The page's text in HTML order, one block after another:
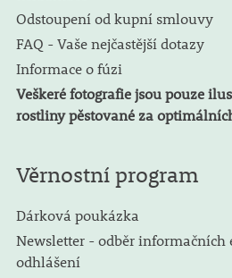
Odstoupení od kupní smlouvy
FAQ - Vaše nejčastější dotazy
Informace o fúzi
Veškeré fotografie jsou pouze
rostliny pěstované za
Věrnostní program
Dárková poukázka
Newsletter - odběr
odhlášení